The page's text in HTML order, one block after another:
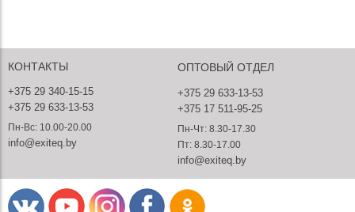
КОНТАКТЫ
+375 29 340-15-15
+375 29 633-13-53
Пн-Вс: 10.00-20.00
info@exiteq.by
ОПТОВЫЙ ОТДЕЛ
+375 29 633-13-53
+375 17 511-95-25
Пн-Чт: 8.30-17.30
Пт: 8.30-17.00
info@exiteq.by